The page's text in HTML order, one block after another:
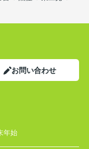
お問い合わせ
年始